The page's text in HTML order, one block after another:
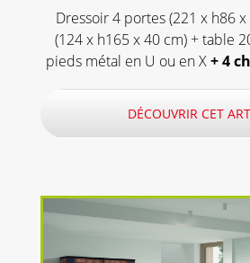
Dressoir 4 portes (221 x h86
(124 x h165 x 40 cm) + table
pieds métal en U ou en X+ 4
DÉCOUVRIR CET